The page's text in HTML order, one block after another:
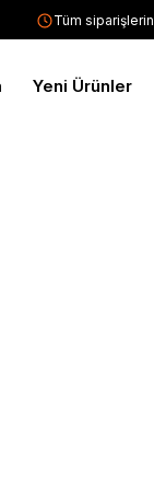
Tüm siparişleriniz
Yeni Ürünler